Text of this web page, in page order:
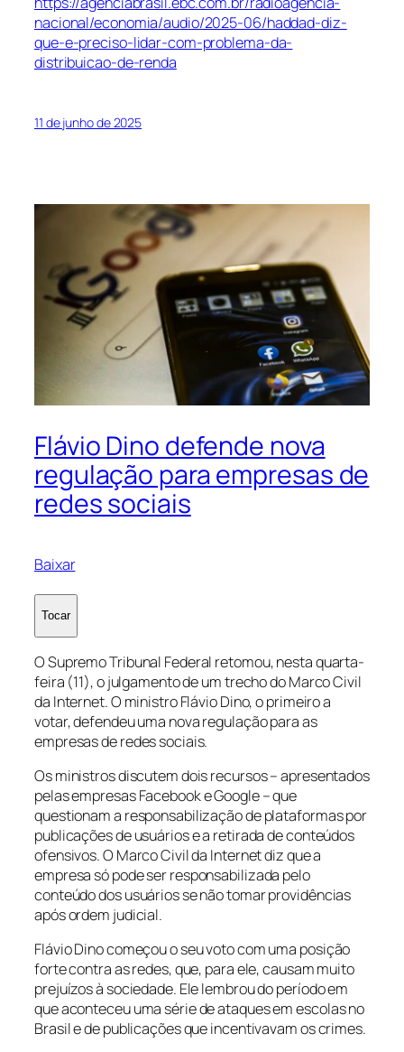
nacional/economia/audio/2025-06/haddad-diz-
que-e-preciso-lidar-com-problema-da-
distribuicao-de-renda
11 de junho de 2025
Flávio Dino defende nova
regulação para empresas de
redes sociais
Baixar
Tocar
O Supremo Tribunal Federal retomou, nesta quarta-
feira (11), o julgamento de um trecho do Marco Civil
da Internet. O ministro Flávio Dino, o primeiro a
votar, defendeu uma nova regulação para as
empresas de redes sociais.
Os ministros discutem dois recursos – apresentados
pelas empresas Facebook e Google – que
questionam a responsabilização de plataformas por
publicações de usuários e a retirada de conteúdos
ofensivos. O Marco Civil da Internet diz que a
empresa só pode ser responsabilizada pelo
conteúdo dos usuários se não tomar providências
após ordem judicial.
Flávio Dino começou o seu voto com uma posição
forte contra as redes, que, para ele, causam muito
prejuízos à sociedade. Ele lembrou do período em
que aconteceu uma série de ataques em escolas no
Brasil e de publicações que incentivavam os crimes.